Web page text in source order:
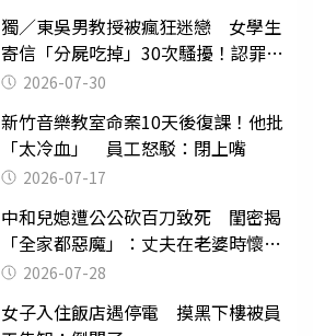
獨／東吳男教授被瘋狂迷戀 女學生
寄信「分屍吃掉」30次騷擾！認罪免
關 2026-07-30
新竹音樂教室命案10天後復課！他批
「太冷血」 員工怒駁：閉上嘴
2026-07-17
中和兒媳遭公公砍百刀致死 閨密揭
「全家都惡魔」：丈夫在老婆時懷孕
摔東西
2026-07-28
女子入住飯店遇停電 摸黑下樓被員